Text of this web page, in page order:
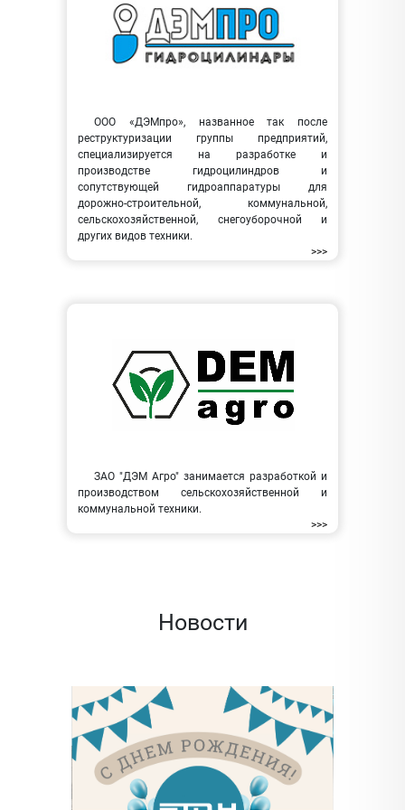
ООО «ДЭМпро», названное так после
реструктуризации группы предприятий,
специализируется на разработке и
производстве гидроцилиндров и
сопутствующей гидроаппаратуры для
дорожно-строительной, коммунальной,
сельскохозяйственной, снегоуборочной и
других видов техники.
>>>
ЗАО "ДЭМ Агро" занимается разработкой и
производством сельскохозяйственной и
коммунальной техники.
>>>
Новости